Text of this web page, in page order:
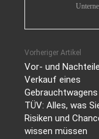
Vorheriger Artikel
Vor- und
Verkauf eines
TÜV: Alles, was
Risiken und
wissen müssen